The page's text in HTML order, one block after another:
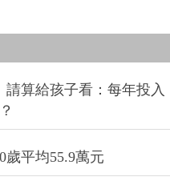
算給孩子看：每年投入
歲平均55.9萬元